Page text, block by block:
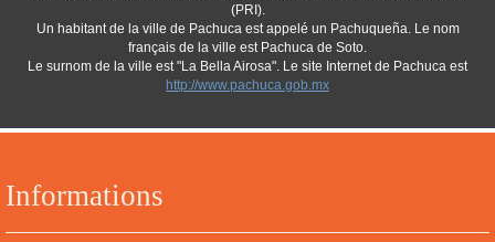
Informations
(PRI).
Un habitant de la ville de Pachuca est appelé un Pachuqueña. Le nom
français de la ville est Pachuca de Soto.
Le surnom de la ville est "La Bella Airosa". Le site Internet de Pachuca est
http://www.pachuca.gob.mx